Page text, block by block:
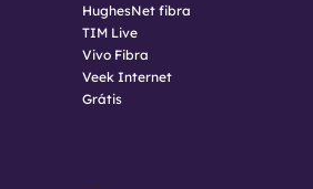
HughesNet fibra
TIM Live
Vivo Fibra
Veek Internet
Grátis